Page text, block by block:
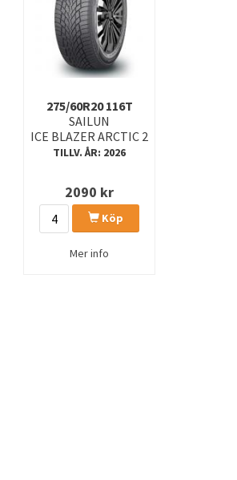
275/60R20 116T
SAILUN
ICE BLAZER ARCTIC 2
TILLV. ÅR: 2026
2090 kr
Köp
Mer info